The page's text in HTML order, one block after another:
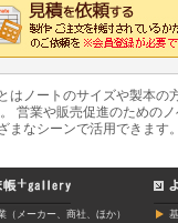
ノートのサイズや製本の
営業や販売促進のための
なシーンで活用できます
（メーカー、商社、ほか）